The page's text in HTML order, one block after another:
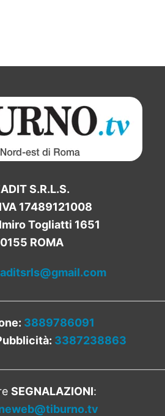
S.R.L.S.
17489121008
Togliatti 1651
ROMA
3889786091
3387238863
SEGNALAZIONI: